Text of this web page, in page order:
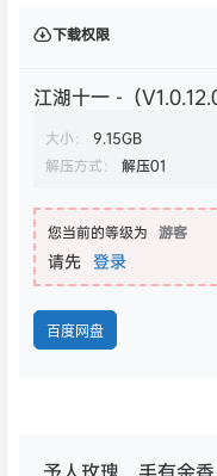
下载权限
江湖十一 -（
大小： 9.15GB
解压方式：
解压01
您当前的等级为 游客
请先 登录
百度网盘